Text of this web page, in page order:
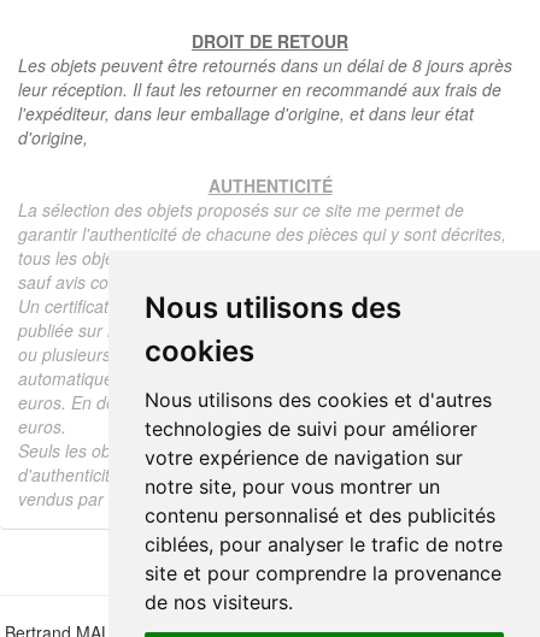
Nous utilisons des
cookies
Nous utilisons des cookies et d'autres
technologies de suivi pour améliorer
votre expérience de navigation sur
notre site, pour vous montrer un
contenu personnalisé et des publicités
ciblées, pour analyser le trafic de notre
site et pour comprendre la provenance
de nos visiteurs.
DROIT DE RETOUR
Les objets peuvent être retournés dans un délai de 8 jours après
leur réception. Il faut les retourner en recommandé aux frais de
l'expéditeur, dans leur emballage d'origine, et dans leur état
d'origine,
AUTHENTICITÉ
La sélection des objets proposés sur ce site me permet de
garantir l'authenticité de chacune des pièces qui y sont décrites,
tous les objets proposés sont garantis d'époque et authentiques,
sauf avis contraire ou restriction dans la description.
Un certificat d'authenticité de l'objet reprenant la description
publiée sur le site, l'époque, le prix de vente, accompagné d'une
ou plusieurs photographies en couleurs est communiqué
automatiquement pour tout objet dont le prix est supérieur à 130
euros. En dessous de ce prix chaque certificat est facturé 5
euros.
Seuls les objets vendus par mes soins font l'objet d'un certificat
d'authenticité, je ne fais aucun rapport d'expertise pour les objets
vendus par des tiers (confrères ou collectionneurs).
Bertrand MALVAUX - 22 rue Crébillon, 44000 Nantes - FRANCE - Tél.